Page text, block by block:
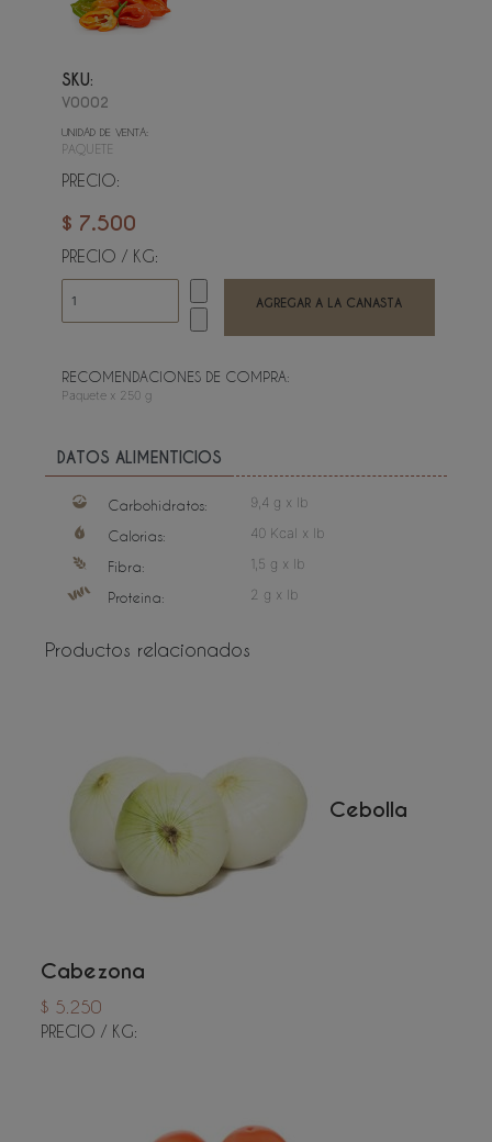
SKU:
V0002
UNIDAD DE VENTA:
PAQUETE
PRECIO:
$ 7.500
PRECIO / KG:
RECOMENDACIONES DE COMPRA:
Paquete x 250 g
DATOS ALIMENTICIOS
Carbohidratos: 9,4 g x lb
Calorias: 40 Kcal x lb
Fibra: 1,5 g x lb
Proteina: 2 g x lb
Productos relacionados
Cebolla
Cabezona
$ 5.250
PRECIO / KG: